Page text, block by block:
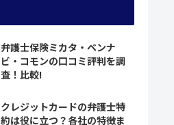
弁護士保険ミカタ・ベンナ
ビ・コモンの口コミ評判を調
査！比較!
クレジットカードの弁護士特
約は役に立つ？各社の特徴ま